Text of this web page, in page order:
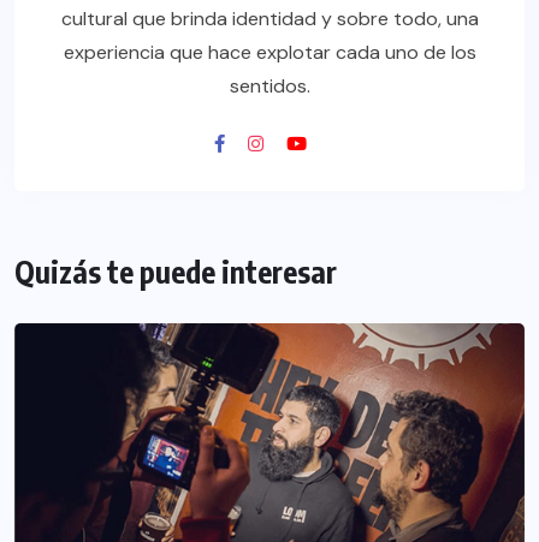
cultural que brinda identidad y sobre todo, una
experiencia que hace explotar cada uno de los
sentidos.
Quizás te puede interesar